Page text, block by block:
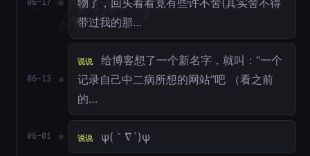
06-17
物了，回头看看竟有些许不舍(其实舍不得
带过我的那…
06-13
说说
给博客想了一个新名字，就叫：“一个
记录自己中二病所想的网站”吧 （看之前
的…
06-01 说说 ψ(｀∇´)ψ